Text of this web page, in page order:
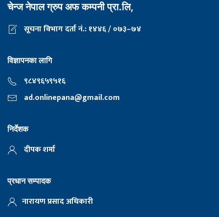
चेन्ज नेपाल ग्रुप अफ कम्पनी प्रा.लि,
सूचना विभाग दर्ता नं.: १४४६ / ०७३–७४
विज्ञापनका लागि
९८४९६५९५१६
ad.onlinepana@gmail.com
निर्देशक
दीपक शर्मा
प्रधान सम्पादक
नारायण प्रसाद अधिकारी